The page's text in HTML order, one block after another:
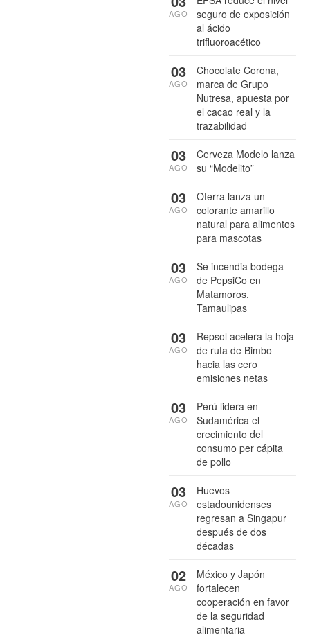
seguro de exposición
al ácido
trifluoroacético
AGO
Chocolate Corona,
marca de Grupo
Nutresa, apuesta por
el cacao real y la
trazabilidad
03
AGO
Cerveza Modelo lanza
su “Modelito”
03
AGO
Oterra lanza un
colorante amarillo
natural para alimentos
para mascotas
03
AGO
Se incendia bodega
de PepsiCo en
Matamoros,
Tamaulipas
03
AGO
Repsol acelera la hoja
de ruta de Bimbo
hacia las cero
emisiones netas
03
AGO
Perú lidera en
Sudamérica el
crecimiento del
consumo per cápita
de pollo
03
AGO
Huevos
estadounidenses
regresan a Singapur
después de dos
décadas
03
AGO
México y Japón
fortalecen
cooperación en favor
de la seguridad
alimentaria
02
AGO